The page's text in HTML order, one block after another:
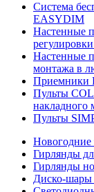
Система
EASYDIM
Настенные
Настенные
монтажа в
Приемники
Пульты
накладного
Пульты
Новогодние
Гирлянды
Гирлянды
Диско-шары